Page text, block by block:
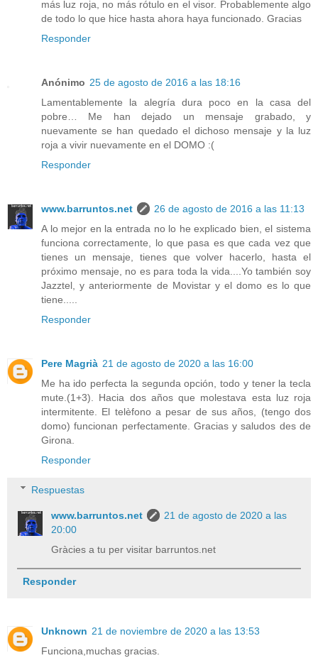
más luz roja, no más rótulo en el visor. Probablemente algo
de todo lo que hice hasta ahora haya funcionado. Gracias
Responder
Anónimo 25 de agosto de 2016 a las 18:16
Lamentablemente la alegría dura poco en la casa del
pobre… Me han dejado un mensaje grabado, y
nuevamente se han quedado el dichoso mensaje y la luz
roja a vivir nuevamente en el DOMO :(
Responder
www.barruntos.net
26 de agosto de 2016 a las 11:13
A lo mejor en la entrada no lo he explicado bien, el sistema
funciona correctamente, lo que pasa es que cada vez que
tienes un mensaje, tienes que volver hacerlo, hasta el
próximo mensaje, no es para toda la vida....Yo también soy
Jazztel, y anteriormente de Movistar y el domo es lo que
tiene.....
Responder
Pere Magrià 21 de agosto de 2020 a las 16:00
Me ha ido perfecta la segunda opción, todo y tener la tecla
mute.(1+3). Hacia dos años que molestava esta luz roja
intermitente. El telèfono a pesar de sus años, (tengo dos
domo) funcionan perfectamente. Gracias y saludos des de
Girona.
Responder
Respuestas
www.barruntos.net
21 de agosto de 2020 a las
20:00
Gràcies a tu per visitar barruntos.net
Responder
Unknown 21 de noviembre de 2020 a las 13:53
Funciona,muchas gracias.